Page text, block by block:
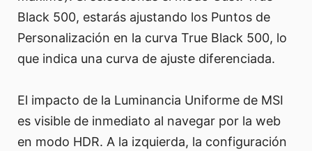
Black 500, estarás ajustando los Puntos de
Personalización en la curva True Black 500, lo
que indica una curva de ajuste diferenciada.
El impacto de la Luminancia Uniforme de MSI
es visible de inmediato al navegar por la web
en modo HDR. A la izquierda, la configuración